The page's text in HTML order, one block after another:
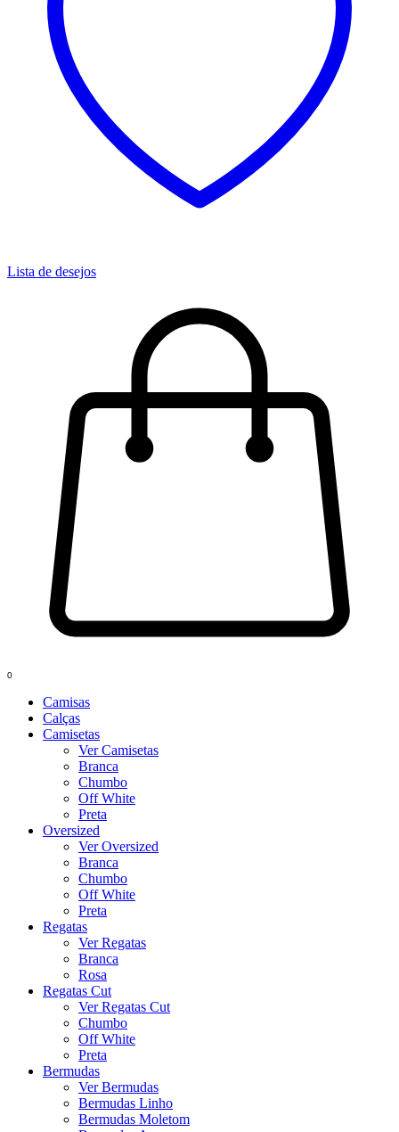
Lista de desejos
0
Camisas
Calças
Camisetas
Ver Camisetas
Branca
Chumbo
Off White
Preta
Oversized
Ver Oversized
Branca
Chumbo
Off White
Preta
Regatas
Ver Regatas
Branca
Rosa
Regatas Cut
Ver Regatas Cut
Chumbo
Off White
Preta
Bermudas
Ver Bermudas
Bermudas Linho
Bermudas Moletom